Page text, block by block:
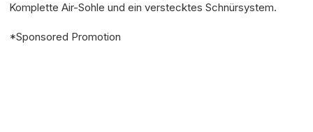
Komplette Air-Sohle und ein verstecktes Schnürsystem.
*Sponsored Promotion